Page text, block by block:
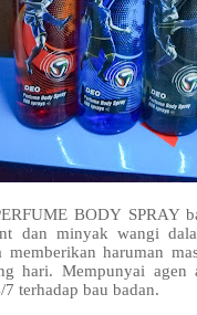
BODY SPRAY
dan minyak wangi
haruman
hari. Mempunyai
terhadap bau badan.